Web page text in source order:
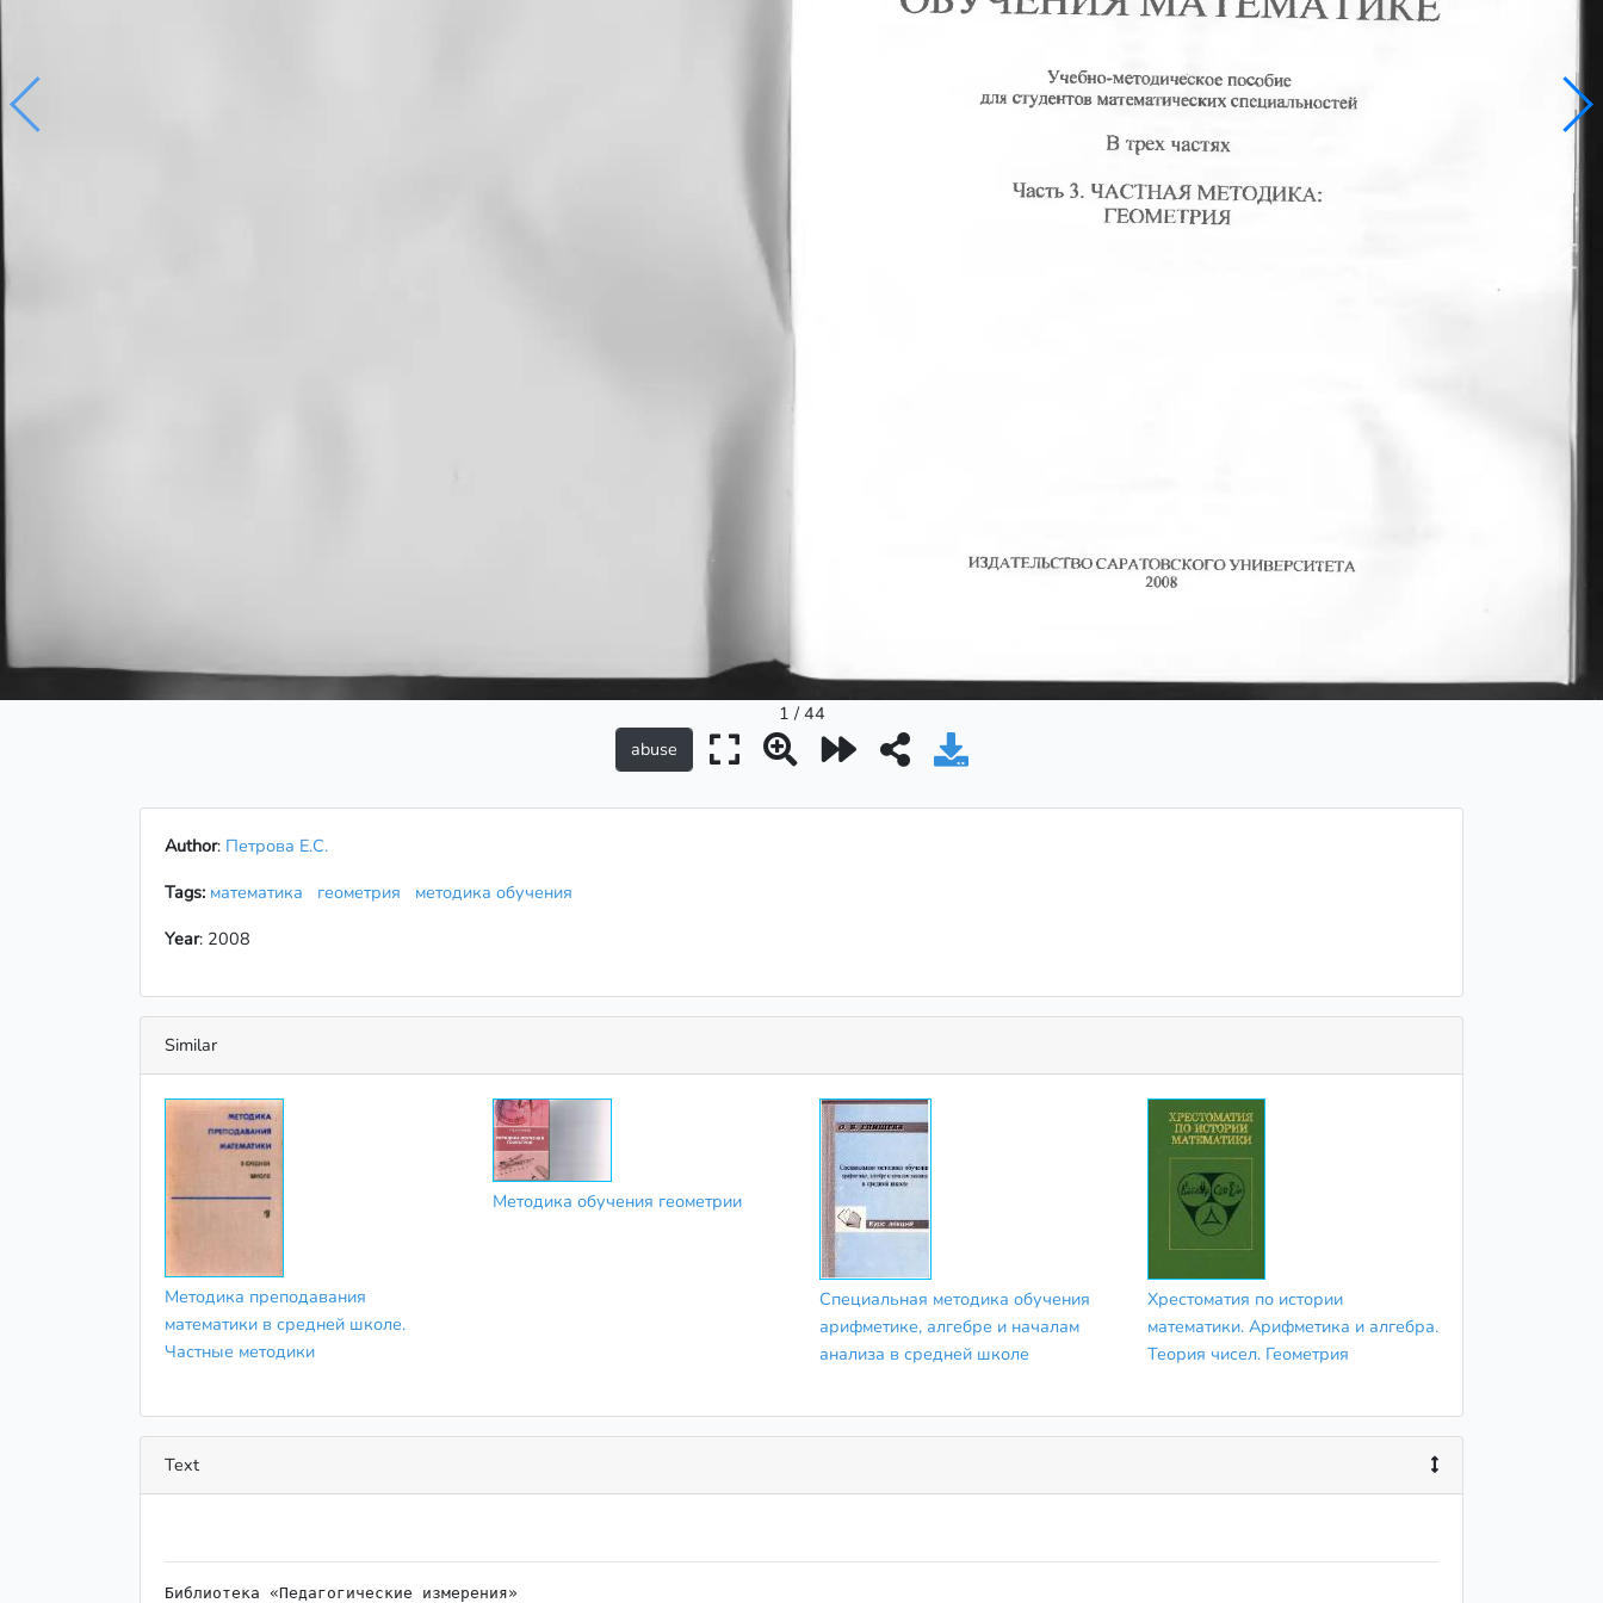
1 / 44
Author: Петрова Е.С.
Tags: математика геометрия
методика обучения
Year: 2008
Similar
Методика преподавания
математики в средней школе.
Частные методики
Методика обучения геометрии
Специальная методика обучения
арифметике, алгебре и началам
анализа в средней школе
Хрестоматия по истории
математики. Арифметика и алгебра.
Теория чисел. Геометрия
Text
Библиотека «Педагогические измерения»